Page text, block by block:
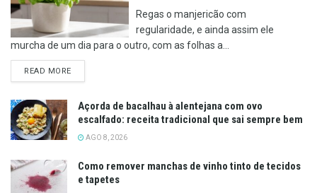
Regas o manjericão com
regularidade, e ainda assim ele
murcha de um dia para o outro, com as folhas a...
READ MOREDETAILS
Açorda de bacalhau à alentejana com ovo
escalfado: receita tradicional que sai sempre bem
AGO 8, 2026
Como remover manchas de vinho tinto de tecidos
e tapetes